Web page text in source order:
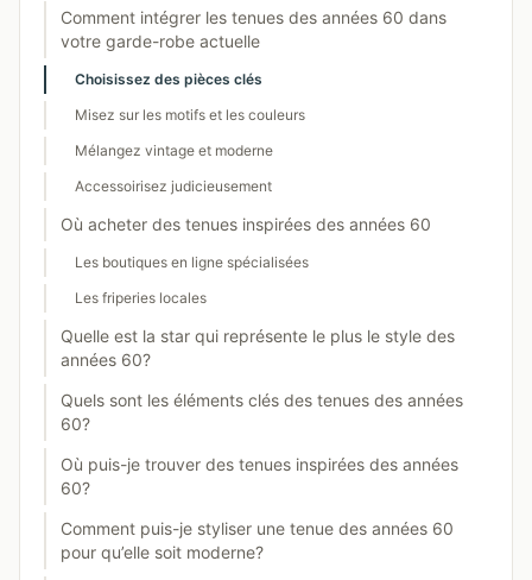
Comment intégrer les tenues des années 60 dans
votre garde-robe actuelle
Choisissez des pièces clés
Misez sur les motifs et les couleurs
Mélangez vintage et moderne
Accessoirisez judicieusement
Où acheter des tenues inspirées des années 60
Les boutiques en ligne spécialisées
Les friperies locales
Quelle est la star qui représente le plus le style des
années 60?
Quels sont les éléments clés des tenues des années
60?
Où puis-je trouver des tenues inspirées des années
60?
Comment puis-je styliser une tenue des années 60
pour qu’elle soit moderne?